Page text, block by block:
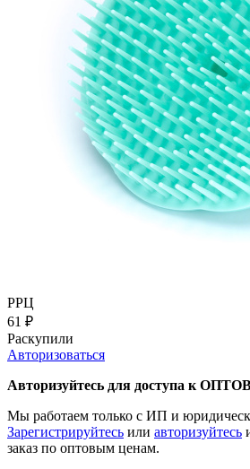
РРЦ
61 ₽
Раскупили
Авторизоваться
Авторизуйтесь для доступа к
Мы работаем только с ИП и
Зарегистрируйтесь или авторизуйтесь
заказ по оптовым ценам.